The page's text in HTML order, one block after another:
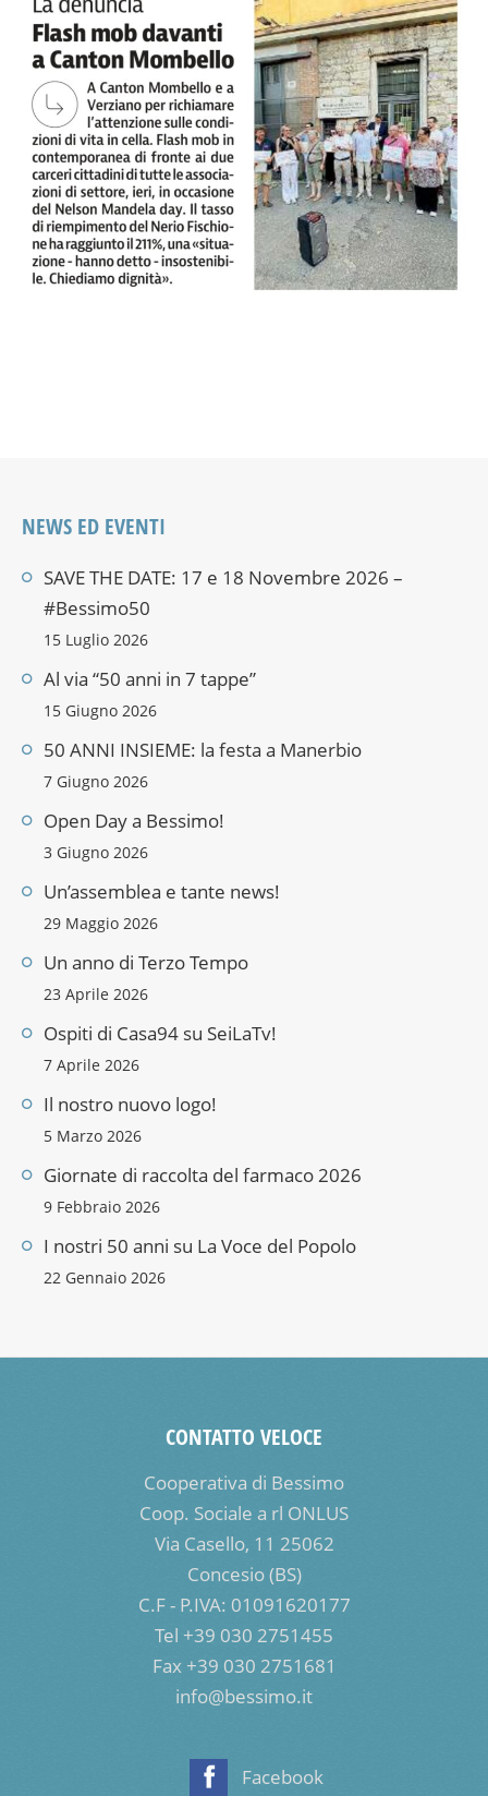
NEWS ED EVENTI
SAVE THE DATE: 17 e 18 Novembre 2026 –
#Bessimo50
15 Luglio 2026
Al via “50 anni in 7 tappe”
15 Giugno 2026
50 ANNI INSIEME: la festa a Manerbio
7 Giugno 2026
Open Day a Bessimo!
3 Giugno 2026
Un’assemblea e tante news!
29 Maggio 2026
Un anno di Terzo Tempo
23 Aprile 2026
Ospiti di Casa94 su SeiLaTv!
7 Aprile 2026
Il nostro nuovo logo!
5 Marzo 2026
Giornate di raccolta del farmaco 2026
9 Febbraio 2026
I nostri 50 anni su La Voce del Popolo
22 Gennaio 2026
CONTATTO VELOCE
Cooperativa di Bessimo
Coop. Sociale a rl ONLUS
Via Casello, 11 25062
Concesio (BS)
C.F - P.IVA: 01091620177
Tel +39 030 2751455
Fax +39 030 2751681
info@bessimo.it
Facebook